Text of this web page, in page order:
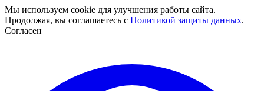
Мы используем cookie для улучшения работы сайта.
Продолжая, вы соглашаетесь с Политикой защиты данных.
Согласен